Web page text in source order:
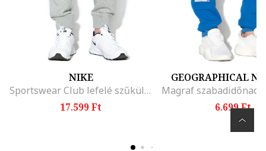
NIKE
Sportswear Club lefelé szűkülő szabadidőnadrág oldalzsebekkel, Szürke
17.599 Ft
GEOGRAPHICAL
6.699 Ft